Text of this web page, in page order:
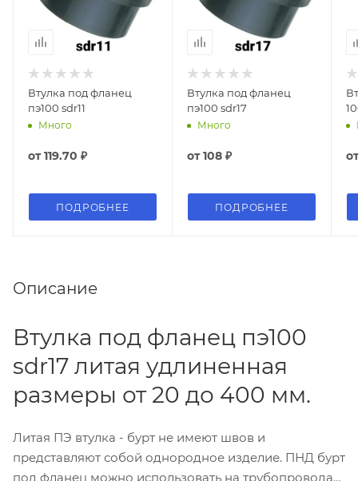
Втулка под фланец
пэ100 sdr11
Много
от119.70 ₽
ПОДРОБНЕЕ
Втулка под фланец
пэ100 sdr17
Много
от108 ₽
ПОДРОБНЕЕ
Описание
Втулка под фланец пэ100
sdr17 литая удлиненная
размеры от 20 до 400 мм.
Литая ПЭ втулка - бурт не имеют швов и
представляют собой однородное изделие. ПНД бурт
под фланец можно использовать на трубопроводах